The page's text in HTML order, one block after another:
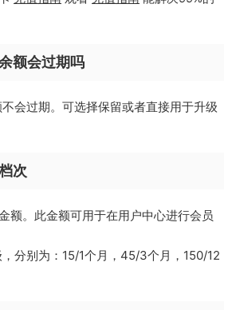
额会过期吗
会过期。可选择保留或者直接用于升级
次
额。此金额可用于在用户中心进行会员
分别为：15/1个月，45/3个月，150/12